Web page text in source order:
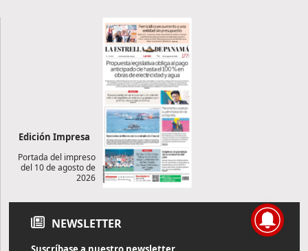
Edición Impresa
Portada del impreso
del 10 de agosto de
2026
NEWSLETTER